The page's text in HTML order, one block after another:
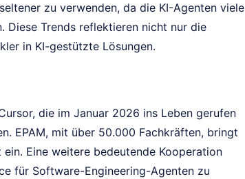
zu verwenden, da die KI-Agenten viele
Diese Trends reflektieren nicht nur die
in KI-gestützte Lösungen.
die im Januar 2026 ins Leben gerufen
EPAM, mit über 50.000 Fachkräften, bringt
Eine weitere bedeutende Kooperation
für Software-Engineering-Agenten zu